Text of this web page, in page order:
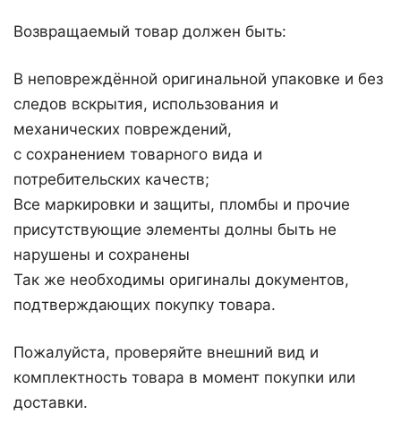
Возвращаемый товар должен быть:
В неповреждённой оригинальной упаковке и без
следов вскрытия, использования и
механических повреждений,
с сохранением товарного вида и
потребительских качеств;
Все маркировки и защиты, пломбы и прочие
присутствующие элементы долны быть не
нарушены и сохранены
Так же необходимы оригиналы документов,
подтверждающих покупку товара.
Пожалуйста, проверяйте внешний вид и
комплектность товара в момент покупки или
доставки.